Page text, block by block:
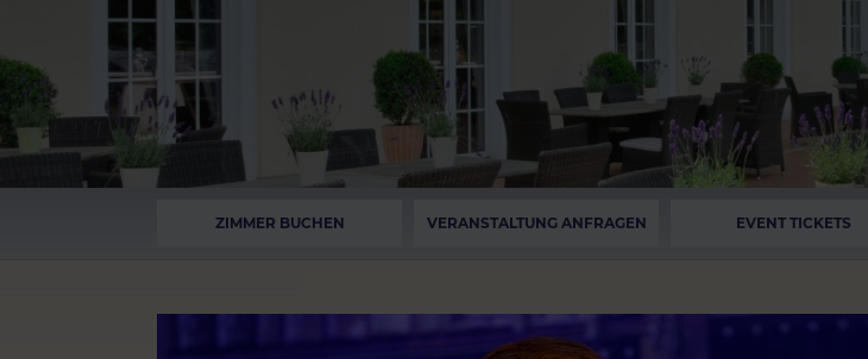
ZIMMER BUCHEN VERANSTALTUNG ANFRAGEN EVENT TICKETS